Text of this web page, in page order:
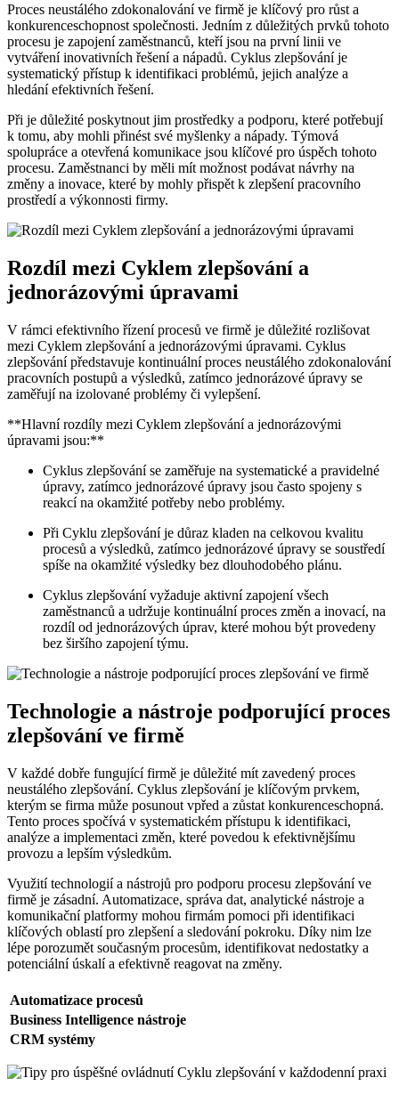
Proces neustálého zdokonalování ve firmě je klíčový pro růst a
konkurenceschopnost společnosti. Jedním z důležitých prvků tohoto
procesu je zapojení zaměstnanců, kteří jsou na první linii ve
vytváření inovativních řešení a nápadů. Cyklus zlepšování je
systematický přístup k identifikaci problémů, jejich analýze a
hledání efektivních řešení.
Při je důležité poskytnout jim prostředky a podporu, které potřebují
k tomu, aby mohli přinést své myšlenky a nápady. Týmová
spolupráce a otevřená komunikace jsou klíčové pro úspěch tohoto
procesu. Zaměstnanci by měli mít možnost podávat návrhy na
změny a inovace, které by mohly přispět k zlepšení pracovního
prostředí a výkonnosti firmy.
Rozdíl mezi Cyklem zlepšování a
jednorázovými úpravami
V rámci efektivního řízení procesů ve firmě je důležité rozlišovat
mezi Cyklem zlepšování a jednorázovými úpravami. Cyklus
zlepšování představuje kontinuální proces neustálého zdokonalování
pracovních postupů a výsledků, zatímco jednorázové úpravy se
zaměřují na izolované problémy či vylepšení.
**Hlavní rozdíly mezi Cyklem zlepšování a jednorázovými
úpravami jsou:**
Cyklus zlepšování se zaměřuje na systematické a pravidelné
úpravy, zatímco jednorázové úpravy jsou často spojeny s
reakcí na okamžité potřeby nebo problémy.
Při Cyklu zlepšování je důraz kladen na celkovou kvalitu
procesů a výsledků, zatímco jednorázové úpravy se soustředí
spíše na okamžité výsledky bez dlouhodobého plánu.
Cyklus zlepšování vyžaduje aktivní zapojení všech
zaměstnanců a udržuje kontinuální proces změn a inovací, na
rozdíl od jednorázových úprav, které mohou být provedeny
bez širšího zapojení týmu.
Technologie a nástroje podporující proces
zlepšování ve firmě
V každé dobře fungující firmě je důležité mít zavedený proces
neustálého zlepšování. Cyklus zlepšování je klíčovým prvkem,
kterým se firma může posunout vpřed a zůstat konkurenceschopná.
Tento proces spočívá v systematickém přístupu k identifikaci,
analýze a implementaci změn, které povedou k efektivnějšímu
provozu a lepším výsledkům.
Využití technologií a nástrojů pro podporu procesu zlepšování ve
firmě je zásadní. Automatizace, správa dat, analytické nástroje a
komunikační platformy mohou firmám pomoci při identifikaci
klíčových oblastí pro zlepšení a sledování pokroku. Díky nim lze
lépe porozumět současným procesům, identifikovat nedostatky a
potenciální úskalí a efektivně reagovat na změny.
Automatizace procesů
Business Intelligence nástroje
CRM systémy